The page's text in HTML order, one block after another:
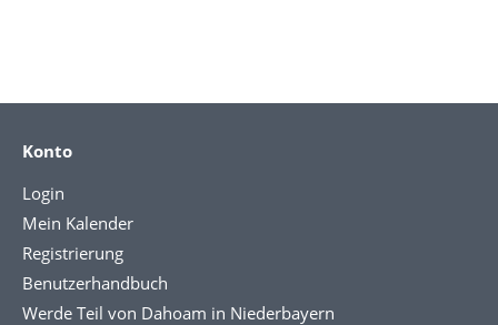
Konto
Login
Mein Kalender
Registrierung
Benutzerhandbuch
Werde Teil von Dahoam in Niederbayern